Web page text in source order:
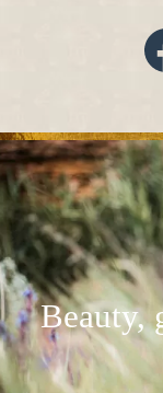
Beauty,